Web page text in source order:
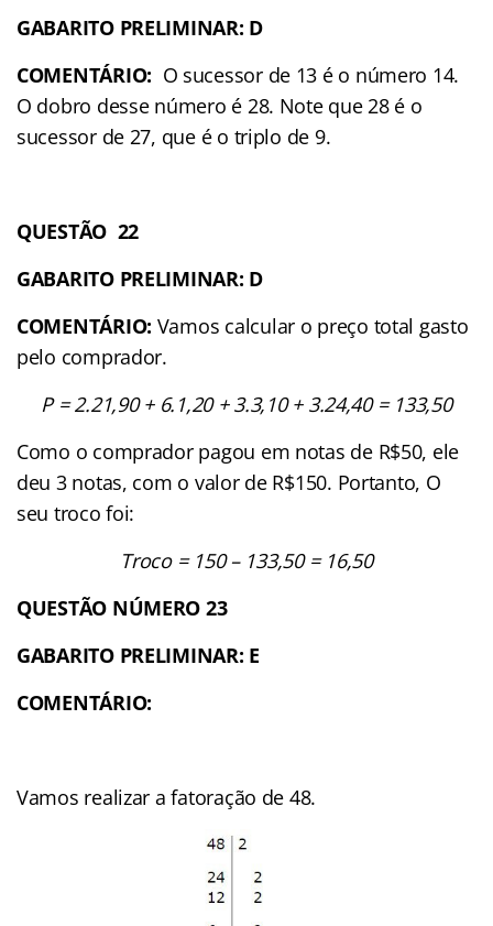
GABARITO PRELIMINAR: D
COMENTÁRIO: O sucessor de 13 é o número 14.
O dobro desse número é 28. Note que 28 é o
sucessor de 27, que é o triplo de 9.
QUESTÃO 22
GABARITO PRELIMINAR: D
COMENTÁRIO: Vamos calcular o preço total gasto
pelo comprador.
P = 2.21,90 + 6.1,20 + 3.3,10 + 3.24,40 = 133,50
Como o comprador pagou em notas de R$50, ele
deu 3 notas, com o valor de R$150. Portanto, O
seu troco foi:
Troco = 150 – 133,50 = 16,50
QUESTÃO NÚMERO 23
GABARITO PRELIMINAR: E
COMENTÁRIO:
Vamos realizar a fatoração de 48.